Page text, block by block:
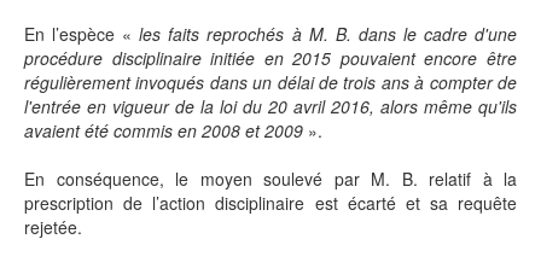
En l’espèce « les faits reprochés à M. B. dans le cadre d'une
procédure disciplinaire initiée en 2015 pouvaient encore être
régulièrement invoqués dans un délai de trois ans à compter de
l'entrée en vigueur de la loi du 20 avril 2016, alors même qu'ils
avaient été commis en 2008 et 2009 ».
En conséquence, le moyen soulevé par M. B. relatif à la
prescription de l’action disciplinaire est écarté et sa requête
rejetée.